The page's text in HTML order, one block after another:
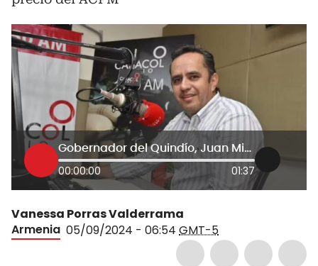
Gobernador del Quindío, Juan Miguel Galvis
00:00:00 01:37
Vanessa Porras Valderrama
Armenia 05/09/2024 - 06:54 GMT-5